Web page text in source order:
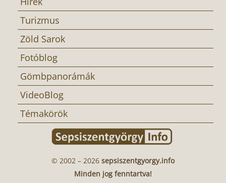
Turizmus
Zöld Sarok
Fotóblog
Gömbpanorámák
VideoBlog
Témakörök
© 2002 – 2026 sepsiszentgyorgy.info
Minden jog fenntartva!